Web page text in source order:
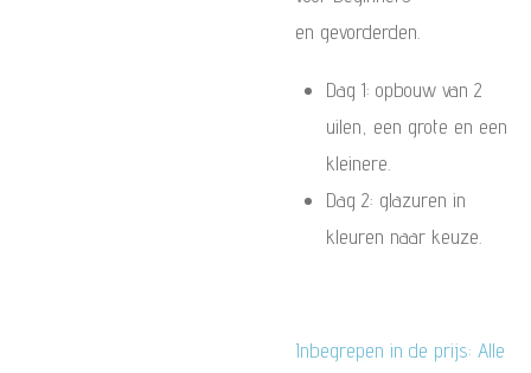
en gevorderden.
Dag 1: opbouw van 2
uilen, een grote en een
kleinere.
Dag 2: glazuren in
kleuren naar keuze.
Inbegrepen in de prijs: Alle